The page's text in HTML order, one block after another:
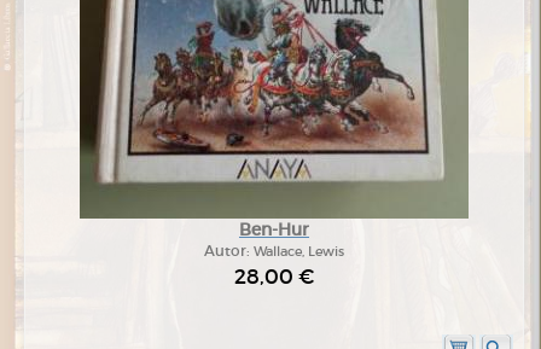
Ben-Hur
Autor: Wallace, Lewis
28,00 €